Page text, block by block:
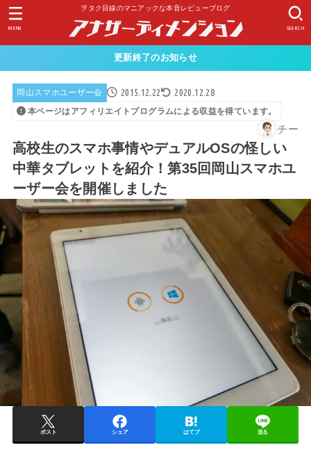
ヲタク目線のマニアックな本音レビューブログ
SEARCH
MENU
更新終了のお知らせ
岡山スマホユーザー会 2015.12.22 2020.12.28
本ページはアフィリエイトプログラムによる収益を得ています。
チー
高校生のスマホ事情やデュアルOSの怪しい
中華タブレットを紹介！第35回岡山スマホユ
ーザー会を開催しました
ポスト シェア はてブ 送る